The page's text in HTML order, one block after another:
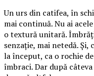
Un urs din catifea, în
mai continuă. Nu ai
o textură unitară.
senzație, mai netedă.
la început, ca o rochie
îmbraci. Dar după